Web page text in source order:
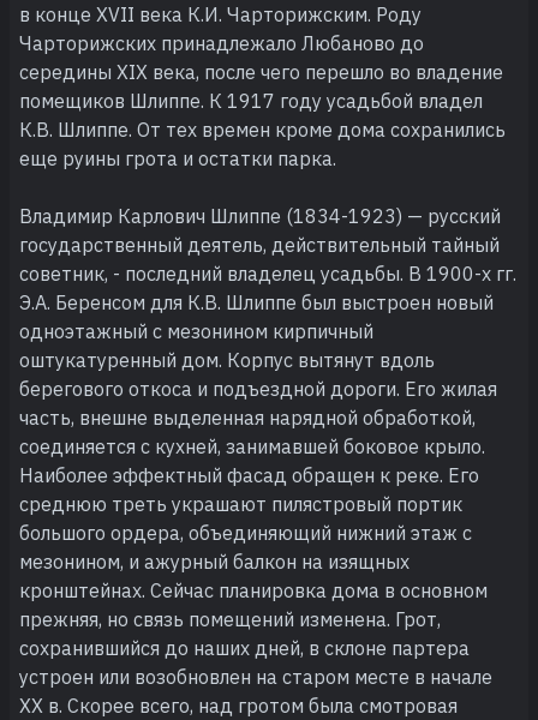
в конце XVII века К.И. Чарторижским. Роду
Чарторижских принадлежало Любаново до
середины XIX века, после чего перешло во владение
помещиков Шлиппе. К 1917 году усадьбой владел
К.В. Шлиппе. От тех времен кроме дома сохранились
еще руины грота и остатки парка.
Владимир Карлович Шлиппе (1834-1923) — русский
государственный деятель, действительный тайный
советник, - последний владелец усадьбы. В 1900-х гг.
Э.А. Беренсом для К.В. Шлиппе был выстроен новый
одноэтажный с мезонином кирпичный
оштукатуренный дом. Корпус вытянут вдоль
берегового откоса и подъездной дороги. Его жилая
часть, внешне выделенная нарядной обработкой,
соединяется с кухней, занимавшей боковое крыло.
Наиболее эффектный фасад обращен к реке. Его
среднюю треть украшают пилястровый портик
большого ордера, объединяющий нижний этаж с
мезонином, и ажурный балкон на изящных
кронштейнах. Сейчас планировка дома в основном
прежняя, но связь помещений изменена. Грот,
сохранившийся до наших дней, в склоне партера
устроен или возобновлен на старом месте в начале
XX в. Скорее всего, над гротом была смотровая